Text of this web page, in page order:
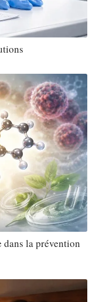
la prévention